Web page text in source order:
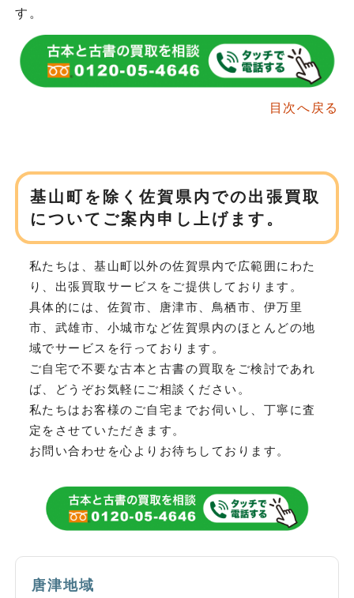
す。
目次へ戻る
基山町を除く佐賀県内での出張買取
についてご案内申し上げます。
私たちは、基山町以外の佐賀県内で広範囲にわた
り、 出張買取サービスをご提供しております。
具体的には、佐賀市、唐津市、鳥栖市、伊万里
市、武雄市、小城市など佐賀県内のほとんどの地
域でサービスを行っております。
ご自宅で不要な古本と古書の買取をご検討であれ
ば、どうぞお気軽にご相談ください。
私たちはお客様のご自宅までお伺いし、丁寧に査
定をさせていただきます。
お問い合わせを心よりお待ちしております。
唐津地域